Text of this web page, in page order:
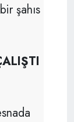
şahıs